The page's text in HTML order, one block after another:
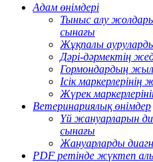
Адам өнімдері
Тыныс алу
сынағы
Жұқпалы
Дәрі-дәрмектің
Гормондардың
Ісік
Жүрек
Ветеринариялық өнімдер
Үй жануарларын
сынағы
Жануарларды
PDF ретінде жүктеп